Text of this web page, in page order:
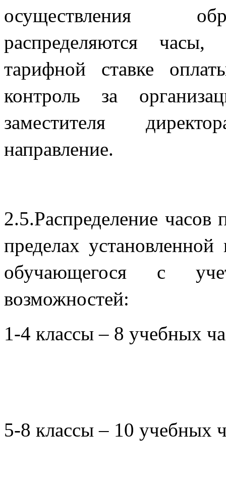
осуществления
распределяются часы,
тарифной ставке
контроль за
заместителя
2.5.Распределение часов
пределах
обучающегося с
возможностей:
1-4 классы – 8 учебных
5-8 классы – 10 учебных